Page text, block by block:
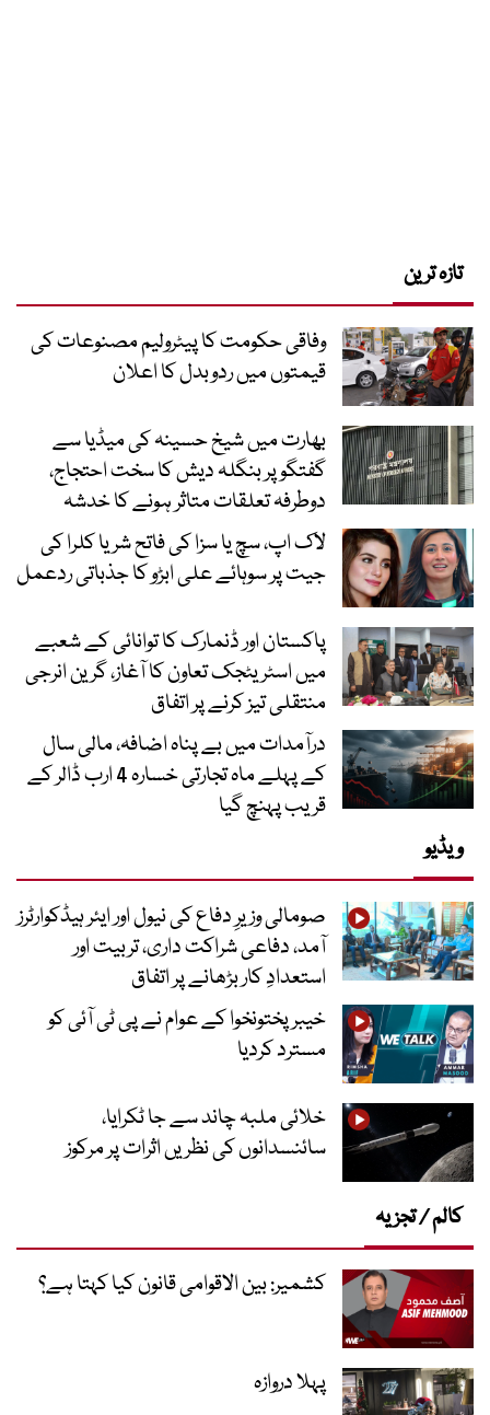
تازہ ترین
وفاقی حکومت کا پیٹرولیم مصنوعات کی
قیمتوں میں ردوبدل کا اعلان
بھارت میں شیخ حسینہ کی میڈیا سے
گفتگو پر بنگلہ دیش کا سخت احتجاج،
دوطرفہ تعلقات متاثر ہونے کا خدشہ
لاک اپ، سچ یا سزا کی فاتح شریا کلرا کی
جیت پر سوہائے علی ابڑو کا جذباتی ردعمل
پاکستان اور ڈنمارک کا توانائی کے شعبے
میں اسٹریٹجک تعاون کا آغاز، گرین انرجی
منتقلی تیز کرنے پر اتفاق
درآمدات میں بے پناہ اضافہ، مالی سال
کے پہلے ماہ تجارتی خسارہ 4 ارب ڈالر کے
قریب پہنچ گیا
ویڈیو
صومالی وزیرِ دفاع کی نیول اور ایئر ہیڈکوارٹرز
آمد، دفاعی شراکت داری، تربیت اور
استعدادِ کار بڑھانے پر اتفاق
خیبرپختونخوا کے عوام نے پی ٹی آئی کو
مسترد کردیا
خلائی ملبہ چاند سے جا ٹکرایا،
سائنسدانوں کی نظریں اثرات پر مرکوز
کالم / تجزیہ
کشمیر: بین الاقوامی قانون کیا کہتا ہے؟
پہلا دروازہ